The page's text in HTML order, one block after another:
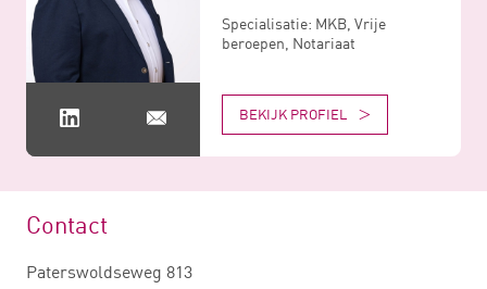
Specialisatie: MKB, Vrije
beroepen, Notariaat
BEKIJK PROFIEL
Contact
Paterswoldseweg 813